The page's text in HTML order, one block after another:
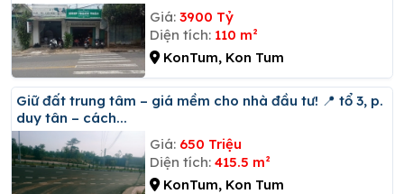
Giá: 3900 Tỷ
Diện tích: 110 m²
KonTum, Kon Tum
Giữ đất trung tâm – giá mềm cho nhà đầu tư! 📍 tổ 3, p.
duy tân – cách...
Giá: 650 Triệu
Diện tích: 415.5 m²
KonTum, Kon Tum